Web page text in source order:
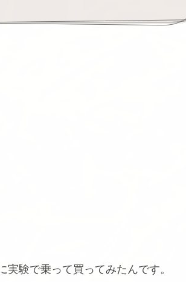
験で乗って買ってみたんです。